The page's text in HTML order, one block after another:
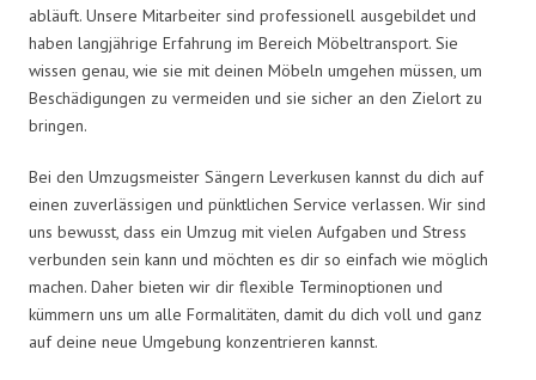
abläuft. Unsere Mitarbeiter sind professionell ausgebildet und
haben langjährige Erfahrung im Bereich Möbeltransport. Sie
wissen genau, wie sie mit deinen Möbeln umgehen müssen, um
Beschädigungen zu vermeiden und sie sicher an den Zielort zu
bringen.
Bei den Umzugsmeister Sängern Leverkusen kannst du dich auf
einen zuverlässigen und pünktlichen Service verlassen. Wir sind
uns bewusst, dass ein Umzug mit vielen Aufgaben und Stress
verbunden sein kann und möchten es dir so einfach wie möglich
machen. Daher bieten wir dir flexible Terminoptionen und
kümmern uns um alle Formalitäten, damit du dich voll und ganz
auf deine neue Umgebung konzentrieren kannst.